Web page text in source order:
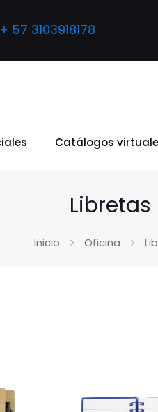
+ 57 3103918178
Catálogos
Libretas
Inicio Oficina